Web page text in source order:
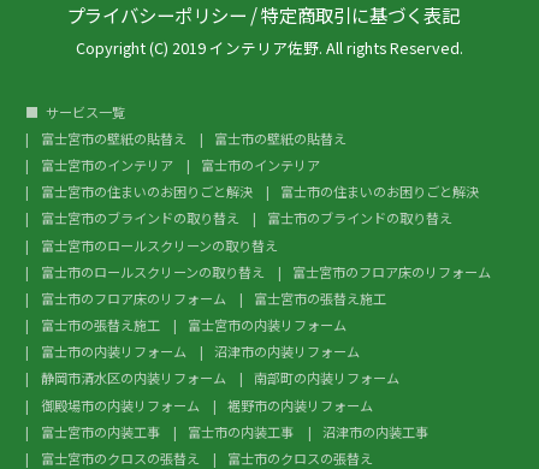
プライバシーポリシー /特定商取引に基づく表記
Copyright (C) 2019 インテリア佐野. All rights Reserved.
サービス一覧
富士宮市の壁紙の貼替え
富士市の壁紙の貼替え
富士宮市のインテリア
富士市のインテリア
富士宮市の住まいのお困りごと解決
富士市の住まいのお困りごと解決
富士宮市のブラインドの取り替え
富士市のブラインドの取り替え
富士宮市のロールスクリーンの取り替え
富士市のロールスクリーンの取り替え
富士宮市のフロア床のリフォーム
富士市のフロア床のリフォーム
富士宮市の張替え施工
富士市の張替え施工
富士宮市の内装リフォーム
富士市の内装リフォーム
沼津市の内装リフォーム
静岡市清水区の内装リフォーム
南部町の内装リフォーム
御殿場市の内装リフォーム
裾野市の内装リフォーム
富士宮市の内装工事
富士市の内装工事
沼津市の内装工事
富士宮市のクロスの張替え
富士市のクロスの張替え